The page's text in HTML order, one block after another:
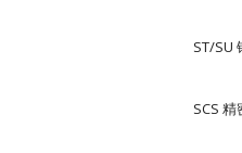
ST/SU
SCS